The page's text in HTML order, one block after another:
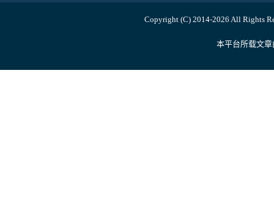
Copyright (C) 2014-2026 All Rights
本平台所载文章